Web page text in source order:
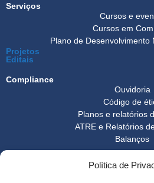
Política de
Serviços
Cursos e
Cursos em
Plano de Desenvolvimento
Projetos
Editais
Compliance
Ouvidoria
Código de
Planos e relatórios
ATRE e Relatórios
Balanços